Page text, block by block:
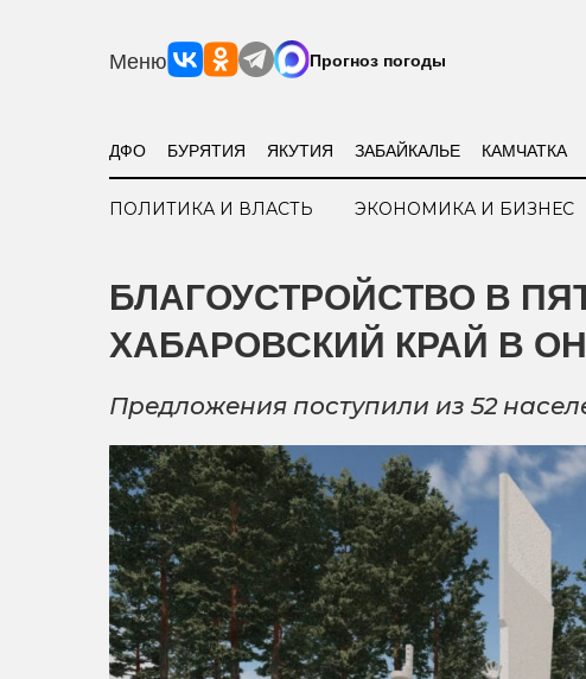
Меню Прогноз погоды
ДФО БУРЯТИЯ ЯКУТИЯ ЗАБАЙКАЛЬЕ КАМЧАТКА
ПОЛИТИКА И ВЛАСТЬ ЭКОНОМИКА И БИЗНЕС
БЛАГОУСТРОЙСТВО В
ХАБАРОВСКИЙ КРАЙ В
Предложения поступили из 52